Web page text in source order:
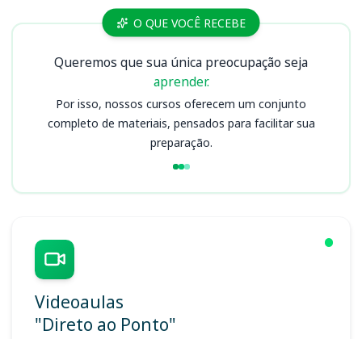
Cursos O QUE VOCÊ RECEBE
Queremos que sua única preocupação seja
aprender.
Por isso, nossos cursos oferecem um conjunto
completo de materiais, pensados para facilitar sua
preparação.
Videoaulas
"Direto ao Ponto"